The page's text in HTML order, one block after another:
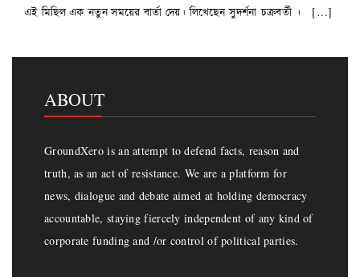
এই মিছিল এক নতুন সময়ের বার্তা দেয়। লিখেছেন সুদর্শনা চক্রবর্তী । […]
ABOUT
GroundXero is an attempt to defend facts, reason and
truth, as an act of resistance. We are a platform for
news, dialogue and debate aimed at holding democracy
accountable, staying fiercely independent of any kind of
corporate funding and /or control of political parties.